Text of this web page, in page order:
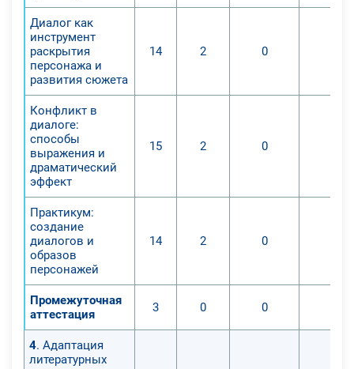
Диалог как
инструмент
раскрытия
персонажа и
развития сюжета
14 2 0
Конфликт в
диалоге:
способы
выражения и
драматический
эффект
15 2 0
Практикум:
создание
диалогов и
образов
персонажей
14 2 0
Промежуточная
аттестация
3 0 0
4. Адаптация
литературных